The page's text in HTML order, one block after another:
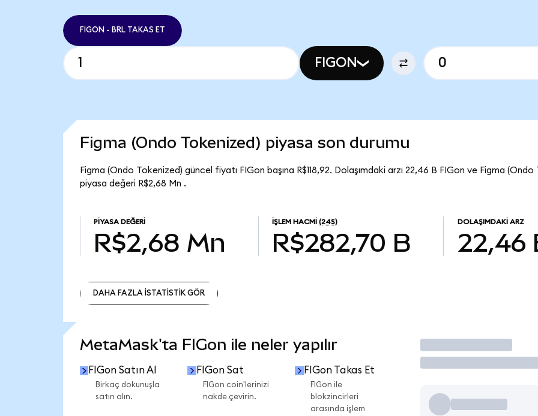
FIGON - BRL TAKAS ET
FIGON
Figma (Ondo Tokenized) piyasa son durumu
Figma (Ondo Tokenized) güncel fiyatı FIGon başına R$118,92. Dolaşımdaki arzı 22,46 B FIGon ve Figma
piyasa değeri R$2,68 Mn .
PIYASA DEĞERI
R$2,68 Mn
İŞLEM HACMI (24S)
R$282,70 B
DOLAŞIMDAKI ARZ
22,46
DAHA FAZLA İSTATİSTİK GÖR
MetaMask'ta FIGon ile neler yapılır
FIGon Satın Al
Birkaç dokunuşla
satın alın.
FIGon Sat
FIGon coin'lerinizi
nakde çevirin.
FIGon Takas Et
FIGon ile
blokzincirleri
arasında işlem
İşlem Yap